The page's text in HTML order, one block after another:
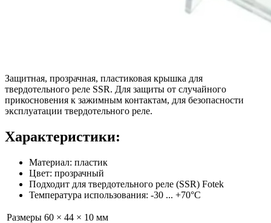
Защитная, прозрачная, пластиковая крышка для
твердотельного реле SSR. Для защиты от случайного
прикосновения к зажимным контактам, для безопасности
эксплуатации твердотельного реле.
Характеристики:
Материал: пластик
Цвет: прозрачный
Подходит для твердотельного реле (SSR) Fotek
Температура использования: -30 ... +70°C
Размеры 60 × 44 × 10 мм